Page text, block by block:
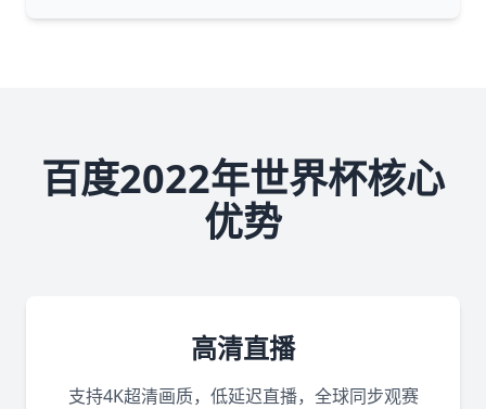
百度2022年世界杯核心
优势
高清直播
支持4K超清画质，低延迟直播，全球同步观赛